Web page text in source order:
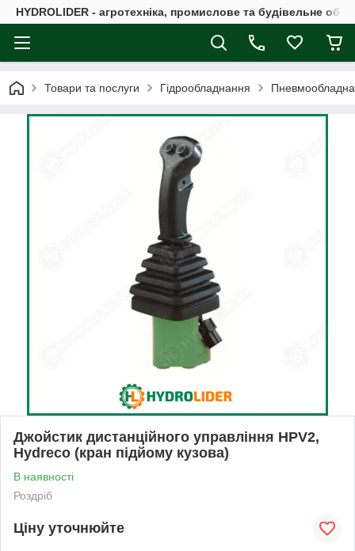
HYDROLIDER - агротехніка, промислове та будівельне
Товари та послуги Гідрообладнання
Джойстик дистанційного управління HPV2,
Hydreco (кран підйому кузова)
В наявності
Роздріб
Ціну уточнюйте